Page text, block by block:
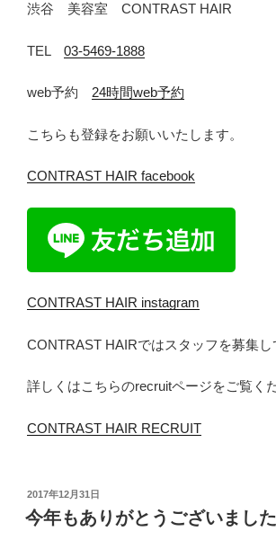
渋谷 美容室 CONTRAST HAIR
TEL 03-5469-1888
web予約 24時間web予約
こちらも登録をお願いいたします。
CONTRAST HAIR facebook
CONTRAST HAIR instagram
CONTRAST HAIRではスタッフを募集し
詳しくはこちらのrecruitページをご覧く
CONTRAST HAIR RECRUIT
投
稿
日:
2017年12月31日
今年もありがとうございました